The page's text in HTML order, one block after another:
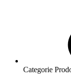
Categorie